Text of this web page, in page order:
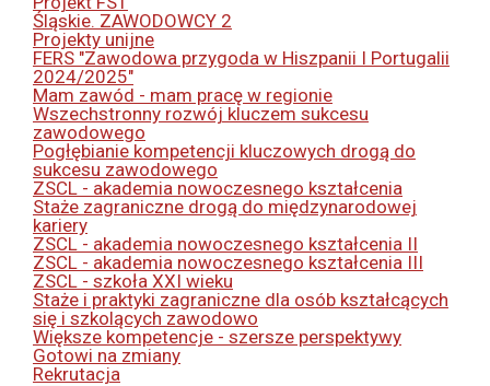
Śląskie. ZAWODOWCY 2
Projekty unijne
FERS "Zawodowa przygoda w Hiszpanii I Portugalii
2024/2025"
Mam zawód - mam pracę w regionie
Wszechstronny rozwój kluczem sukcesu
zawodowego
Pogłębianie kompetencji kluczowych drogą do
sukcesu zawodowego
ZSCL - akademia nowoczesnego kształcenia
Staże zagraniczne drogą do międzynarodowej
kariery
ZSCL - akademia nowoczesnego kształcenia II
ZSCL - akademia nowoczesnego kształcenia III
ZSCL - szkoła XXI wieku
Staże i praktyki zagraniczne dla osób kształcących
się i szkolących zawodowo
Większe kompetencje - szersze perspektywy
Gotowi na zmiany
Rekrutacja